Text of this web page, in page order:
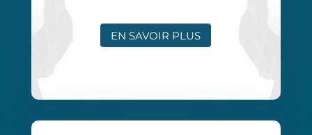
EN SAVOIR PLUS